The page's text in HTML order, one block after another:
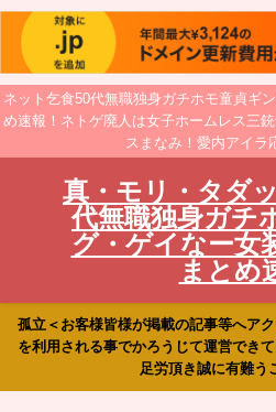
ネット乞食50代無職独身ガチホモ童貞ギ
め速報！ネトゲ廃人は女子ホームレス三
スまなみ！愛内アイラ
真・モリ・タダ
代無職独身ガチ
グ・ゲイなー女
まとめ
孤立＜お客様皆様が掲載の記事等へア
を利用される事でかろうじて運営でき
足労頂き誠に有難う